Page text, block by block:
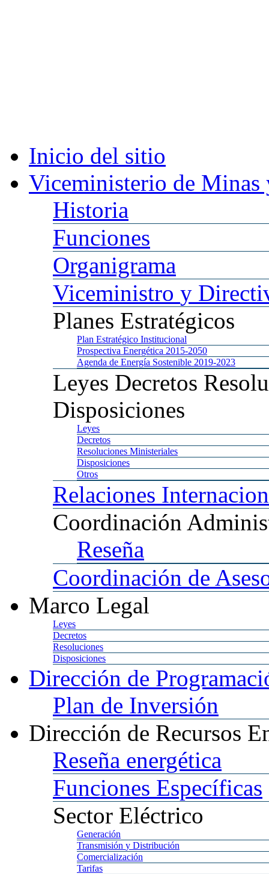
Inicio del sitio
Viceministerio de Minas
Historia
Funciones
Organigrama
Viceministro y
Planes Estratégicos
Plan Estratégico Institucional
Prospectiva Energética 2015-2050
Agenda de Energía Sostenible 2019-2023
Leyes Decretos
Disposiciones
Leyes
Decretos
Resoluciones Ministeriales
Disposiciones
Otros
Relaciones
Coordinación
Reseña
Coordinación de
Marco Legal
Leyes
Decretos
Resoluciones
Disposiciones
Dirección de
Plan de Inversión
Dirección de Recursos
Reseña energética
Funciones Específicas
Sector Eléctrico
Generación
Transmisión y Distribución
Comercialización
Tarifas